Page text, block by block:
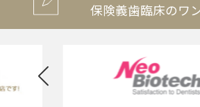
保険義歯臨床のワ